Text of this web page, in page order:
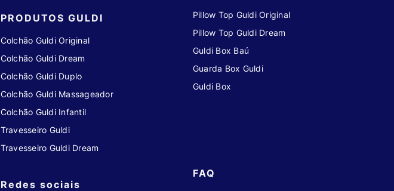
PRODUTOS GULDI
Colchão Guldi Original
Colchão Guldi Dream
Colchão Guldi Duplo
Colchão Guldi Massageador
Colchão Guldi Infantil
Travesseiro Guldi
Travesseiro Guldi Dream
Redes sociais
Pillow Top Guldi Original
Pillow Top Guldi Dream
Guldi Box Baú
Guarda Box Guldi
Guldi Box
FAQ